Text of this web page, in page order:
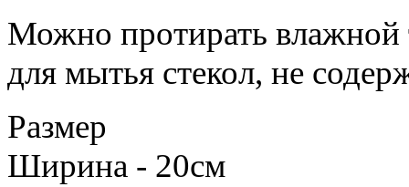
Можно протирать влажной
для мытья стекол, не
Размер
Ширина - 20см